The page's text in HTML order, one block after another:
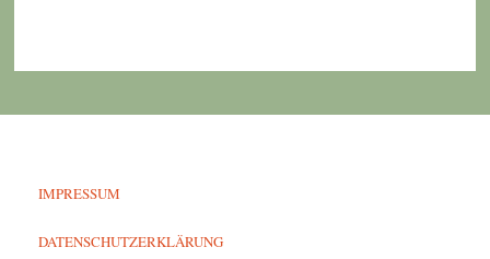
IMPRESSUM
DATENSCHUTZERKLÄRUNG